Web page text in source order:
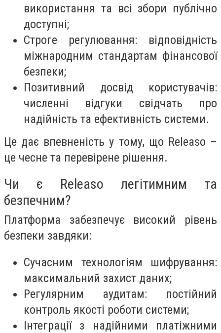
використання та всі збори публічно
доступні;
Строге регулювання: відповідність
міжнародним стандартам фінансової
безпеки;
Позитивний досвід користувачів:
численні відгуки свідчать про
надійність та ефективність системи.
Це дає впевненість у тому, що Releaso –
це чесне та перевірене рішення.
Чи є Releaso легітимним та
безпечним?
Платформа забезпечує високий рівень
безпеки завдяки:
Сучасним технологіям шифрування:
максимальний захист даних;
Регулярним аудитам: постійний
контроль якості роботи системи;
Інтеграції з надійними платіжними